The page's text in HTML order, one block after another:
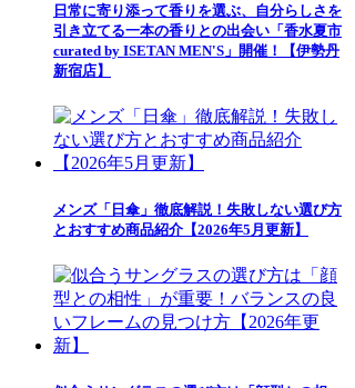
日常に寄り添って香りを選ぶ、自分らしさを
引き立てる一本の香りとの出会い「香水夏市
curated by ISETAN MEN'S」開催！【伊勢丹
新宿店】
メンズ「日傘」徹底解説！失敗しない選び方
とおすすめ商品紹介【2026年5月更新】